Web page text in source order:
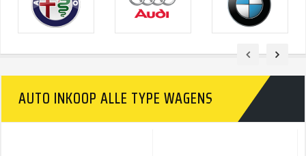
AUTO INKOOP ALLE TYPE WAGENS